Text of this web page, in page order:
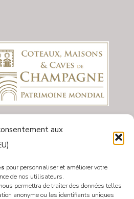
aux
pour personnaliser et améliorer votre
de nos utilisateurs.
permettra de traiter des données telles
anonyme ou les identifiants uniques